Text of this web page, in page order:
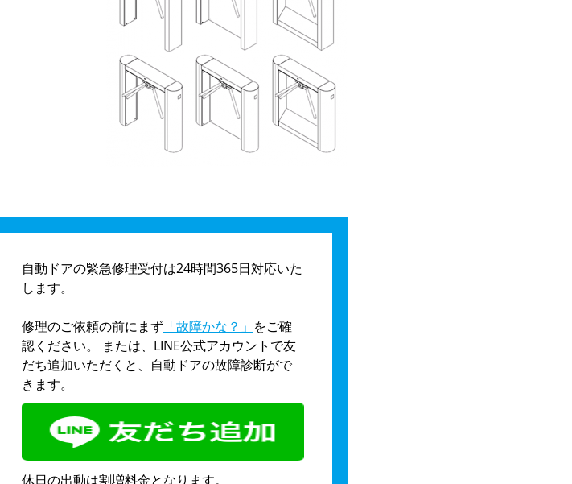
自動ドアの緊急修理受付は24時間365日対応いた
します。
修理のご依頼の前にまず「故障かな？」 をご確
認ください。 または、LINE公式アカウントで友
だち追加いただくと、自動ドアの故障診断がで
きます。
休日の出動は割増料金となります。